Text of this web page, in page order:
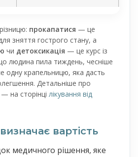
прокапатися — це
зняття гострого стану, а
чи детоксикація — це курс із
людина пила тиждень, чесніше
одну крапельницю, яка дасть
Детальніше про
на сторінці лікування від
вартість
медичного рішення, яке